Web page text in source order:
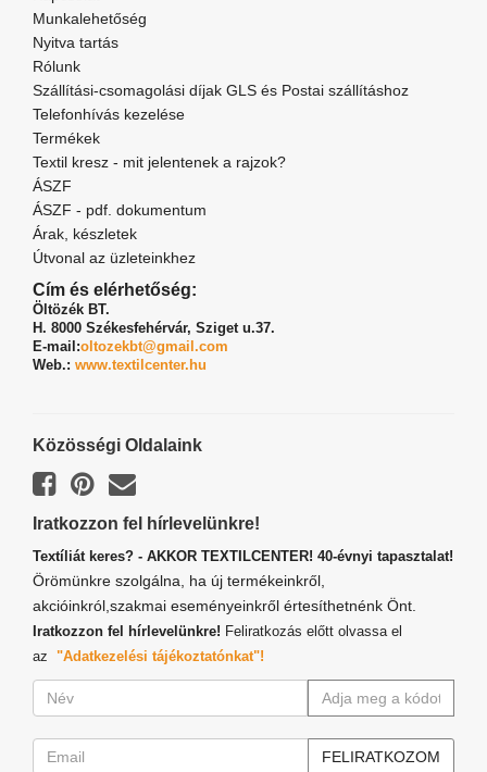
Munkalehetőség
Nyitva tartás
Rólunk
Szállítási-csomagolási díjak GLS és Postai szállításhoz
Telefonhívás kezelése
Termékek
Textil kresz - mit jelentenek a rajzok?
ÁSZF
ÁSZF - pdf. dokumentum
Árak, készletek
Útvonal az üzleteinkhez
Cím és elérhetőség:
Öltözék BT.
H. 8000 Székesfehérvár, Sziget u.37.
E-mail:oltozekbt@gmail.com
Web.: www.textilcenter.hu
Közösségi Oldalaink
Iratkozzon fel hírlevelünkre!
Textíliát keres? - AKKOR TEXTILCENTER! 40-évnyi tapasztalat!
Örömünkre szolgálna, ha új termékeinkről,
akcióinkról,szakmai eseményeinkről értesíthetnénk Önt.
Iratkozzon fel hírlevelünkre! Feliratkozás előtt olvassa el
az "Adatkezelési tájékoztatónkat"!